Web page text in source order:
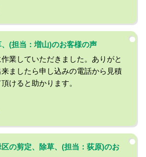
(担当：増山)のお客様の声
業していただきました。ありがと
ましたら申し込みの電話から見積
けると助かります。
の剪定、除草、(担当：荻原)のお